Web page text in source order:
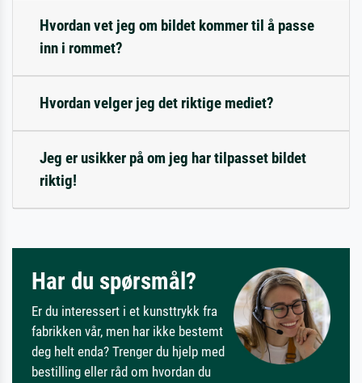
Hvordan vet jeg om bildet kommer til å passe
inn i rommet?
Hvordan velger jeg det riktige mediet?
Jeg er usikker på om jeg har tilpasset bildet
riktig!
Har du spørsmål?
Er du interessert i et kunsttrykk fra
fabrikken vår, men har ikke bestemt
deg helt enda? Trenger du hjelp med
bestilling eller råd om hvordan du